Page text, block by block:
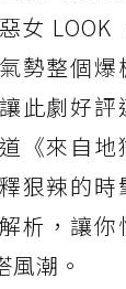
女 LOOK
勢整個爆
此劇好評
《來自地
狠辣的
析，讓
潮。